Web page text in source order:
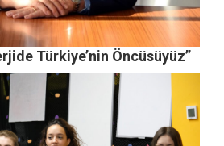
Türkiye’nin Öncüsüyüz”